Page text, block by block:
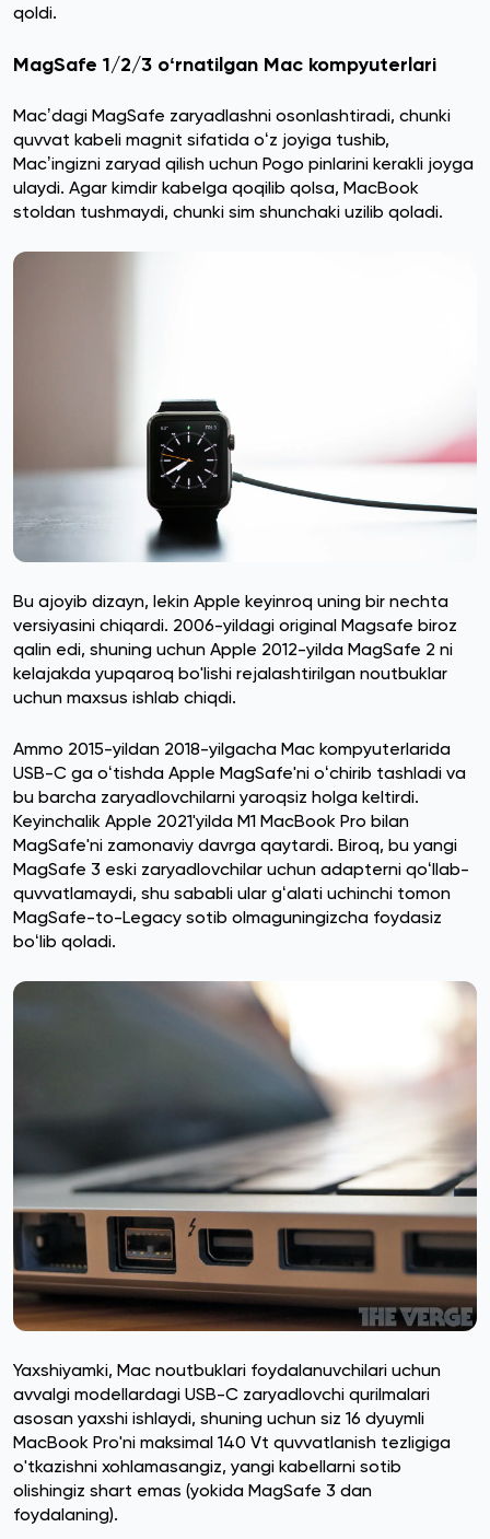
qoldi.
MagSafe 1/2/3 oʻrnatilgan Mac kompyuterlari
Macʼdagi MagSafe zaryadlashni osonlashtiradi, chunki
quvvat kabeli magnit sifatida oʻz joyiga tushib,
Macʼingizni zaryad qilish uchun Pogo pinlarini kerakli joyga
ulaydi. Agar kimdir kabelga qoqilib qolsa, MacBook
stoldan tushmaydi, chunki sim shunchaki uzilib qoladi.
Bu ajoyib dizayn, lekin Apple keyinroq uning bir nechta
versiyasini chiqardi. 2006-yildagi original Magsafe biroz
qalin edi, shuning uchun Apple 2012-yilda MagSafe 2 ni
kelajakda yupqaroq bo'lishi rejalashtirilgan noutbuklar
uchun maxsus ishlab chiqdi.
Ammo 2015-yildan 2018-yilgacha Mac kompyuterlarida
USB-C ga oʻtishda Apple MagSafe'ni oʻchirib tashladi va
bu barcha zaryadlovchilarni yaroqsiz holga keltirdi.
Keyinchalik Apple 2021'yilda M1 MacBook Pro bilan
MagSafe'ni zamonaviy davrga qaytardi. Biroq, bu yangi
MagSafe 3 eski zaryadlovchilar uchun adapterni qoʻllab-
quvvatlamaydi, shu sababli ular gʻalati uchinchi tomon
MagSafe-to-Legacy sotib olmaguningizcha foydasiz
boʻlib qoladi.
Yaxshiyamki, Mac noutbuklari foydalanuvchilari uchun
avvalgi modellardagi USB-C zaryadlovchi qurilmalari
asosan yaxshi ishlaydi, shuning uchun siz 16 dyuymli
MacBook Pro'ni maksimal 140 Vt quvvatlanish tezligiga
o'tkazishni xohlamasangiz, yangi kabellarni sotib
olishingiz shart emas (yokida MagSafe 3 dan
foydalaning).